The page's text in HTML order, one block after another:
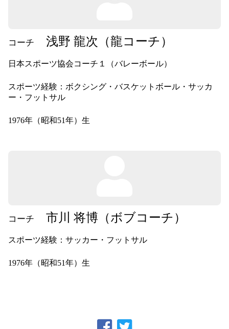
コーチ 浅野 龍次（龍コーチ）
日本スポーツ協会コーチ１（バレーボール）
スポーツ経験：ボクシング・バスケットボール・サッカ
ー・フットサル
1976年（昭和51年）生
コーチ 市川 将博（ボブコーチ）
スポーツ経験：サッカー・フットサル
1976年（昭和51年）生